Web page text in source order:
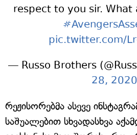
respect to you sir. What
pic.twitter.com/
— Russo Brothers
28, 2020
რეჟისორებმა ასევე
საშუალებით სხვადასხვა